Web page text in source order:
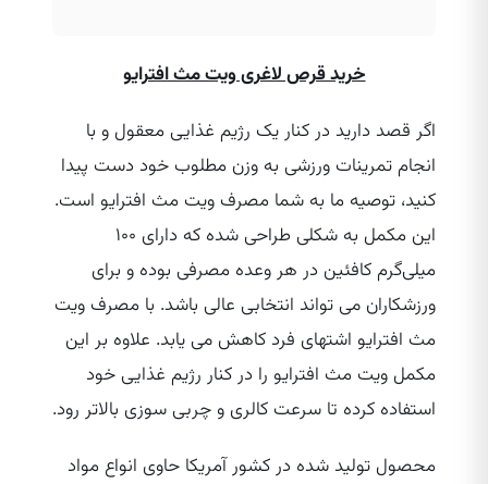
خرید قرص لاغری ویت مث افترایو
اگر قصد دارید در کنار یک رژیم غذایی معقول و با
انجام تمرینات ورزشی به وزن مطلوب خود دست پیدا
کنید، توصیه ما به شما مصرف ویت مث افترایو است.
این مکمل به شکلی طراحی شده که دارای ۱۰۰
میلی‌گرم کافئین در هر وعده مصرفی بوده و برای
ورزشکاران می‌ تواند انتخابی عالی باشد. با مصرف ویت
مث افترایو اشتهای فرد کاهش می‌ یابد. علاوه بر این
مکمل ویت مث افترایو را در کنار رژیم غذایی خود
استفاده کرده تا سرعت کالری و چربی سوزی بالاتر رود.
محصول تولید شده در کشور آمریکا حاوی انواع مواد